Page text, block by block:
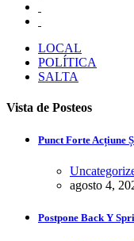
LOCAL
POLÍTICA
SALTA
Vista de Posteos
Punct Forte Acțiune
agosto 4,
Postpone Back Y